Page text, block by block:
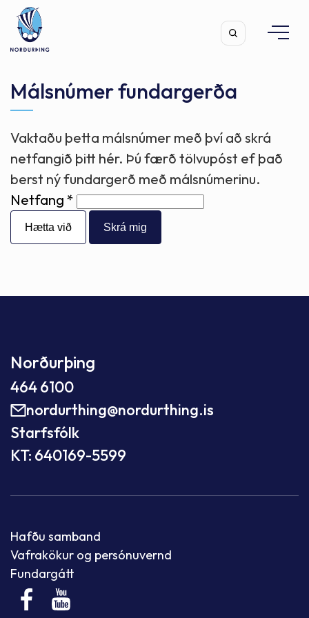
Leita
Málsnúmer fundargerða
Vaktaðu þetta málsnúmer með því að skrá
netfangið þitt hér. Þú færð tölvupóst ef það
berst ný fundargerð með málsnúmerinu.
Netfang
Hætta við
Norðurþing
464 6100
nordurthing@nordurthing.is
Starfsfólk
KT: 640169-5599
Hafðu samband
Vafrakökur og persónuvernd
Fundargátt